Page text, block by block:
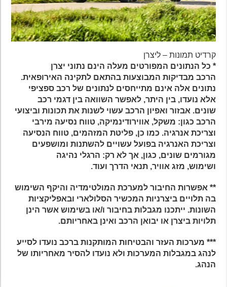
קרדיט תמונות – ליצרן
* כל הנתונים המפורטים מעלה הינם נתוני יצרן
הרכב מבדיקות המבוצעות בהתאם לתקינה האירופאית.
נתונים אלה אינם מתייחסים לנתונים של רכב ספציפי
אלא נועדו, בין היתר, לאפשר השוואה בין דגמי רכב
שונים.אבזור ואפיון הרכב עשוי לשנות את תכונות וביצועי
הרכב כגון:משקל, אווירודינמיקה, טווח נסיעה מירבי
וצריכת אנרגיה.כמו כן ,פליטת המזהמים, טווח הנסיעה
וצריכת האנרגיה בפועל עשויים להשתנות ומושפעים
מגורמים שונים,כגון,אך לא רק:הרגלי נהיגה
ושימוש,מזג אוויר,תנאי הדרך ועוד.
** אפשרות החיבור למערכת המולטימדיה והיקף השימוש
בה תלויים ביצרניות המכשיר הסלולארי ובאפליקציות
השונות. ייתכנו מגבלות בחיבור ו/או בשימוש אשר הינן
תלויות ביצרן או יבואן הרכב ואינן באחריותם.
*** מערכות העזר והבטיחות המותקנות ברכב נועדו לסייע
לנהג במגבלות המערכות ולא נועדו להסיר מאחריותו של
הנהג.